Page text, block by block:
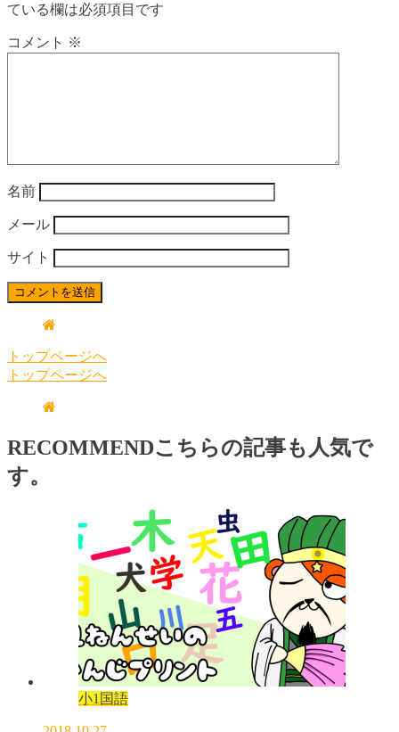
ている欄は必須項目です
コメント ※
名前
メール
サイト
トップページへ
トップページへ
RECOMMENDこちらの記事も人気で
す。
小1国語